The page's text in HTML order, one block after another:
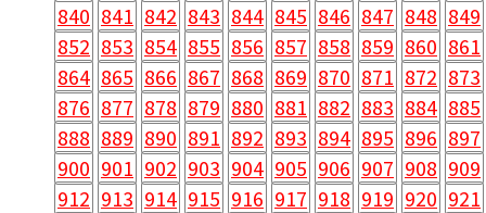
840 841 842 843 844 845 846 847 848 849
852 853 854 855 856 857 858 859 860 861
864 865 866 867 868 869 870 871 872 873
876 877 878 879 880 881 882 883 884 885
888 889 890 891 892 893 894 895 896 897
900 901 902 903 904 905 906 907 908 909
912 913 914 915 916 917 918 919 920 921